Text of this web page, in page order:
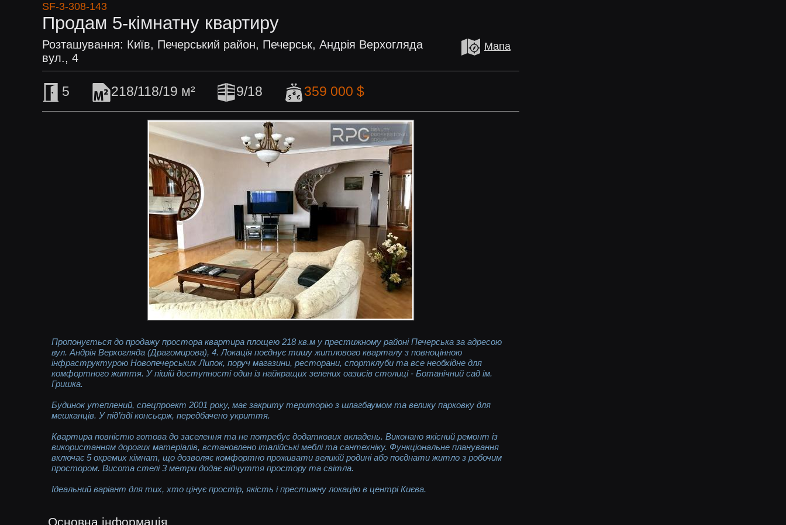
SF-3-308-143
Продам 5-кімнатну квартиру
Розташування: Київ, Печерський район, Печерськ, Андрія Верхогляда
вул., 4
Мапа
5 218/118/19 м² 9/18 359 000 $
Пропонується до продажу простора квартира площею 218 кв.м у престижному районі Печерська за адресою
вул. Андрія Верхогляда (Драгомирова), 4. Локація поєднує тишу житлового кварталу з повноцінною
інфраструктурою Новопечерських Липок, поруч магазини, ресторани, спортклуби та все необхідне для
комфортного життя. У пішій доступності один із найкращих зелених оазисів столиці - Ботанічний сад ім.
Гришка.
Будинок утеплений, спецпроект 2001 року, має закриту територію з шлагбаумом та велику парковку для
мешканців. У під’їзді консьєрж, передбачено укриття.
Квартира повністю готова до заселення та не потребує додаткових вкладень. Виконано якісний ремонт із
використанням дорогих матеріалів, встановлено італійські меблі та сантехніку. Функціональне планування
включає 5 окремих кімнат, що дозволяє комфортно проживати великій родині або поєднати житло з робочим
простором. Висота стелі 3 метри додає відчуття простору та світла.
Ідеальний варіант для тих, хто цінує простір, якість і престижну локацію в центрі Києва.
Основна інформація